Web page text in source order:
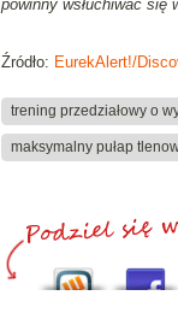
powinny wsłuchiwać się
Źródło: EurekAlert!/
trening przedziałowy o
maksymalny pułap